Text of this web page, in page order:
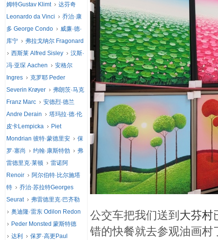
公交车把我们送到 大芬村
错的快餐就去参观油画村
姆特Gustav Klimt
达芬奇
Leonardo da Vinci
乔治·康
多 George Condo
威廉·德·
库宁
弗拉戈纳尔 Fragonard
西斯莱 Alfred Sisley
汉斯·
冯·亚琛 Aachen
安格尔
Ingres
克罗耶 Peder
Severin Krøyer
弗朗茨·马克
Franz Marc
安德烈·德兰
Andre Derain
塔玛拉·德·伦
皮卡Lempicka
Piet
Mondrian 彼特·蒙德里安
保
罗·塞尚
约翰·康斯特勃
弗
雷德里克·莱顿
雷诺阿
Renoir
阿尔伯特·比尔施塔
特
乔治·苏拉特Georges
Seurat
弗雷德里克·巴齐勒
奥迪隆·雷东 Odilon Redon
Peder Monsted 蒙斯特德
达利
保罗·高更Paul